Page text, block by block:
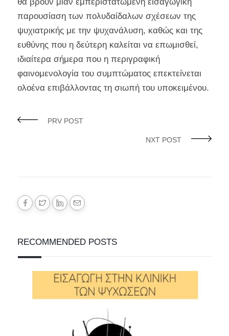
παρουσίαση των πολυδαίδαλων σχέσεων της
ψυχιατρικής με την ψυχανάλυση, καθώς και της
ευθύνης που η δεύτερη καλείται να επωμισθεί,
ιδιαίτερα σήμερα που η περιγραφική
φαινομενολογία του συμπτώματος επεκτείνεται
ολοένα επιβάλλοντας τη σιωπή του υποκειμένου.
PRV POST
NXT POST
RECOMMENDED POSTS